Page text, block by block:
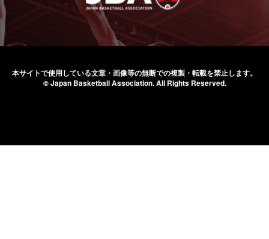
本サイトで使用している文章・画像等の無断での複製・転載を禁止します。
© Japan Basketball Association.All Rights Reserved.